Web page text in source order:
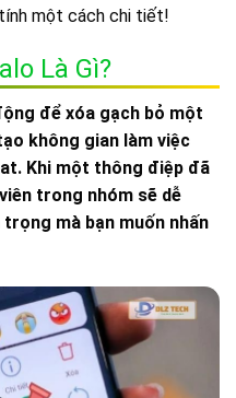
một cách chi tiết!
Là Gì?
để xóa gạch bỏ một
không gian làm việc
Khi một thông điệp đã
trong nhóm sẽ dễ
mà bạn muốn nhấn